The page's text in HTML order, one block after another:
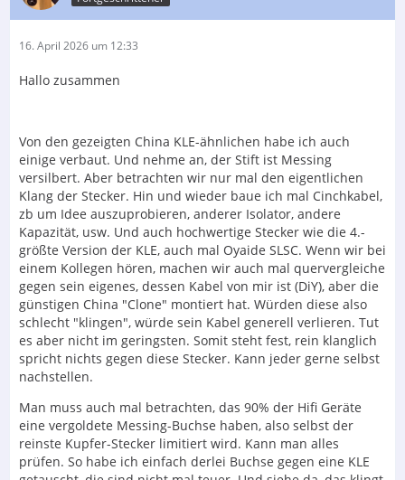
16. April 2026 um 12:33
Hallo zusammen
Von den gezeigten China KLE-ähnlichen habe ich auch
einige verbaut. Und nehme an, der Stift ist Messing
versilbert. Aber betrachten wir nur mal den eigentlichen
Klang der Stecker. Hin und wieder baue ich mal Cinchkabel,
zb um Idee auszuprobieren, anderer Isolator, andere
Kapazität, usw. Und auch hochwertige Stecker wie die 4.-
größte Version der KLE, auch mal Oyaide SLSC. Wenn wir bei
einem Kollegen hören, machen wir auch mal quervergleiche
gegen sein eigenes, dessen Kabel von mir ist (DiY), aber die
günstigen China "Clone" montiert hat. Würden diese also
schlecht "klingen", würde sein Kabel generell verlieren. Tut
es aber nicht im geringsten. Somit steht fest, rein klanglich
spricht nichts gegen diese Stecker. Kann jeder gerne selbst
nachstellen.
Man muss auch mal betrachten, das 90% der Hifi Geräte
eine vergoldete Messing-Buchse haben, also selbst der
reinste Kupfer-Stecker limitiert wird. Kann man alles
prüfen. So habe ich einfach derlei Buchse gegen eine KLE